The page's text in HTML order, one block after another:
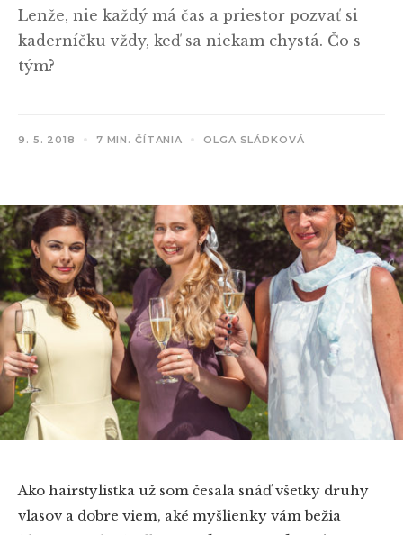
Lenže, nie každý má čas a priestor pozvať si
kaderníčku vždy, keď sa niekam chystá. Čo s
tým?
9. 5. 2018 7 MIN. ČÍTANIA OLGA SLÁDKOVÁ
Ako hairstylistka už som česala snáď všetky druhy
vlasov a dobre viem, aké myšlienky vám bežia